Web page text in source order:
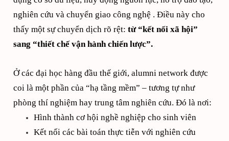
nghiên cứu và chuyển giao công nghệ . Điều này cho
thấy một sự chuyển dịch rõ rệt: từ “kết nối xã hội”
sang “thiết chế vận hành chiến lược”.
Ở các đại học hàng đầu thế giới, alumni network được
coi là một phần của “hạ tầng mềm” – tương tự như
phòng thí nghiệm hay trung tâm nghiên cứu. Đó là nơi:
Hình thành cơ hội nghề nghiệp cho sinh viên
Kết nối các bài toán thực tiễn với nghiên cứu